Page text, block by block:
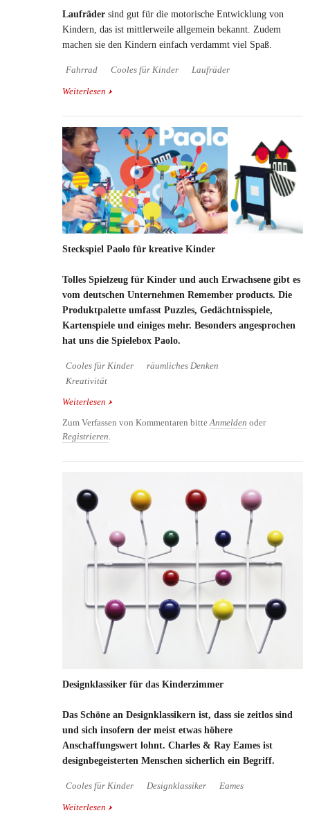
Laufräder sind gut für die motorische Entwicklung von
Kindern, das ist mittlerweile allgemein bekannt. Zudem
machen sie den Kindern einfach verdammt viel Spaß.
Fahrrad Cooles für Kinder Laufräder
Weiterlesen über Fetzige Laufräder von Kiddimoto
Steckspiel Paolo für kreative Kinder
Tolles Spielzeug für Kinder und auch Erwachsene gibt es
vom deutschen Unternehmen Remember products. Die
Produktpalette umfasst Puzzles, Gedächtnisspiele,
Kartenspiele und einiges mehr. Besonders angesprochen
hat uns die Spielebox Paolo.
Cooles für Kinder
räumliches Denken
Kreativität
Weiterlesen über Steckspiel Paolo für kreative Kinder
Zum Verfassen von Kommentaren bitte Anmelden oder
Registrieren
Designklassiker für das Kinderzimmer
Das Schöne an Designklassikern ist, dass sie zeitlos sind
und sich insofern der meist etwas höhere
Anschaffungswert lohnt. Charles & Ray Eames ist
designbegeisterten Menschen sicherlich ein Begriff.
Cooles für Kinder Designklassiker Eames
Weiterlesen über Designklassiker für das Kinderzimmer